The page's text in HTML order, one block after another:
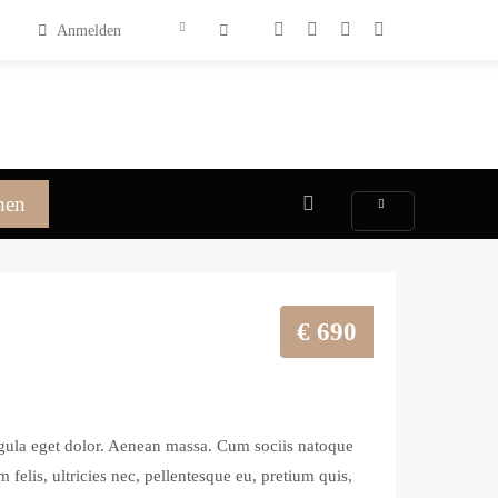
Anmelden
€ 690
eget dolor. Aenean massa. Cum sociis natoque
felis, ultricies nec, pellentesque eu, pretium quis,